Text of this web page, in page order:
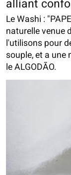
alliant
Le Washi :
naturelle venue
l'utilisons pour
souple, et a une
le ALGODÃO.